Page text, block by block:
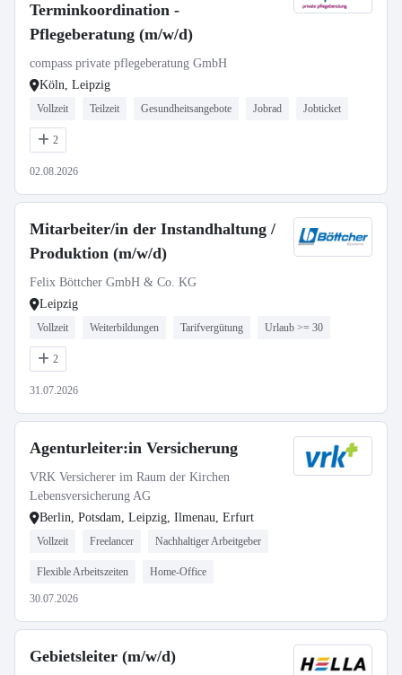
Terminkoordination -
Pflegeberatung (m/w/d)
compass private pflegeberatung GmbH
Köln, Leipzig
Vollzeit Teilzeit Gesundheitsangebote Jobrad Jobticket
2
02.08.2026
Mitarbeiter/in der Instandhaltung /
Produktion (m/w/d)
Felix Böttcher GmbH & Co. KG
Leipzig
Vollzeit Weiterbildungen Tarifvergütung Urlaub >= 30
2
31.07.2026
Agenturleiter:in Versicherung
VRK Versicherer im Raum der Kirchen
Lebensversicherung AG
Berlin, Potsdam, Leipzig, Ilmenau, Erfurt
Vollzeit Freelancer Nachhaltiger Arbeitgeber
Flexible Arbeitszeiten Home-Office
30.07.2026
Gebietsleiter (m/w/d)